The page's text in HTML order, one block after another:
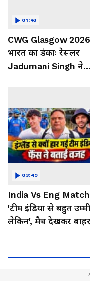
CWG Glasgow
भारत का डंकाः रेसलर
Jadumani Singh ने
01:43
India Vs Eng
'टीम इंडिया से बहुत
लेकिन', मैच देखकर बाहर
03:49